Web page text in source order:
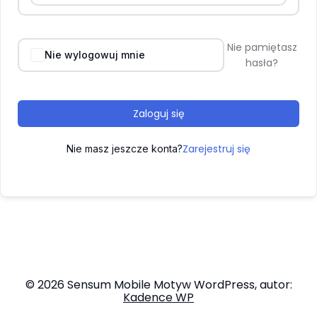
Nie wylogowuj mnie
Nie pamiętasz
hasła?
Zaloguj się
Nie masz jeszcze konta?Zarejestruj się
© 2026 Sensum Mobile Motyw WordPress, autor:
Kadence WP